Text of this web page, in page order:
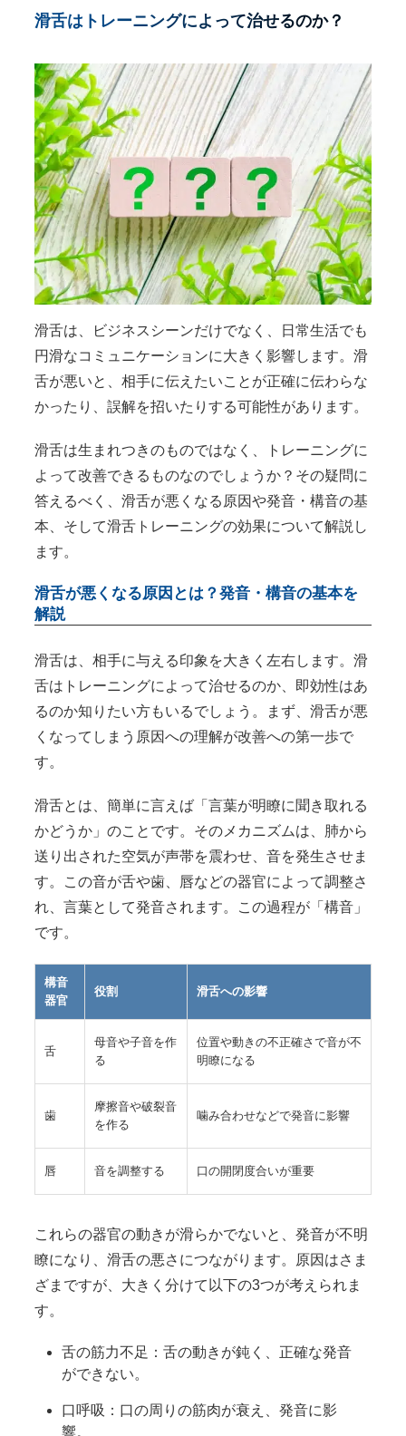
滑舌はトレーニングによって治せるのか？
滑舌は、ビジネスシーンだけでなく、日常生活でも
円滑なコミュニケーションに大きく影響します。滑
舌が悪いと、相手に伝えたいことが正確に伝わらな
かったり、誤解を招いたりする可能性があります。
滑舌は生まれつきのものではなく、トレーニングに
よって改善できるものなのでしょうか？その疑問に
答えるべく、滑舌が悪くなる原因や発音・構音の基
本、そして滑舌トレーニングの効果について解説し
ます。
滑舌が悪くなる原因とは？発音・構音の基本を
解説
滑舌は、相手に与える印象を大きく左右します。滑
舌はトレーニングによって治せるのか、即効性はあ
るのか知りたい方もいるでしょう。まず、滑舌が悪
くなってしまう原因への理解が改善への第一歩で
す。
滑舌とは、簡単に言えば「言葉が明瞭に聞き取れる
かどうか」のことです。そのメカニズムは、肺から
送り出された空気が声帯を震わせ、音を発生させま
す。この音が舌や歯、唇などの器官によって調整さ
れ、言葉として発音されます。この過程が「構音」
です。
構音
器官
役割 滑舌への影響
舌
母音や子音を作
る
位置や動きの不正確さで音が不
明瞭になる
歯
摩擦音や破裂音
を作る
噛み合わせなどで発音に影響
唇 音を調整する 口の開閉度合いが重要
これらの器官の動きが滑らかでないと、発音が不明
瞭になり、滑舌の悪さにつながります。原因はさま
ざまですが、大きく分けて以下の3つが考えられま
す。
舌の筋力不足：舌の動きが鈍く、正確な発音
ができない。
口呼吸：口の周りの筋肉が衰え、発音に影
響。